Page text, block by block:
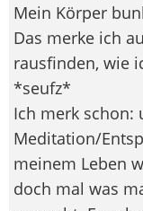
Mein Körper
Das merke ich
rausfinden, wie
*seufz*
Ich merk schon:
Meditation/
meinem Leben
doch mal was